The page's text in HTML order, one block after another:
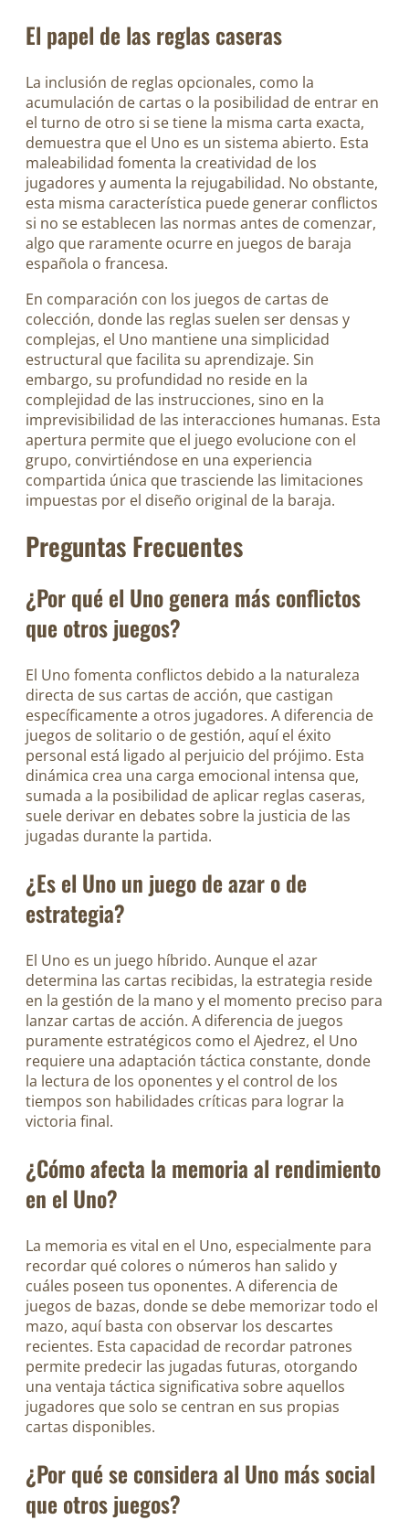
El papel de las reglas caseras
La inclusión de reglas opcionales, como la
acumulación de cartas o la posibilidad de entrar en
el turno de otro si se tiene la misma carta exacta,
demuestra que el Uno es un sistema abierto. Esta
maleabilidad fomenta la creatividad de los
jugadores y aumenta la rejugabilidad. No obstante,
esta misma característica puede generar conflictos
si no se establecen las normas antes de comenzar,
algo que raramente ocurre en juegos de baraja
española o francesa.
En comparación con los juegos de cartas de
colección, donde las reglas suelen ser densas y
complejas, el Uno mantiene una simplicidad
estructural que facilita su aprendizaje. Sin
embargo, su profundidad no reside en la
complejidad de las instrucciones, sino en la
imprevisibilidad de las interacciones humanas. Esta
apertura permite que el juego evolucione con el
grupo, convirtiéndose en una experiencia
compartida única que trasciende las limitaciones
impuestas por el diseño original de la baraja.
Preguntas Frecuentes
¿Por qué el Uno genera más conflictos
que otros juegos?
El Uno fomenta conflictos debido a la naturaleza
directa de sus cartas de acción, que castigan
específicamente a otros jugadores. A diferencia de
juegos de solitario o de gestión, aquí el éxito
personal está ligado al perjuicio del prójimo. Esta
dinámica crea una carga emocional intensa que,
sumada a la posibilidad de aplicar reglas caseras,
suele derivar en debates sobre la justicia de las
jugadas durante la partida.
¿Es el Uno un juego de azar o de
estrategia?
El Uno es un juego híbrido. Aunque el azar
determina las cartas recibidas, la estrategia reside
en la gestión de la mano y el momento preciso para
lanzar cartas de acción. A diferencia de juegos
puramente estratégicos como el Ajedrez, el Uno
requiere una adaptación táctica constante, donde
la lectura de los oponentes y el control de los
tiempos son habilidades críticas para lograr la
victoria final.
¿Cómo afecta la memoria al rendimiento
en el Uno?
La memoria es vital en el Uno, especialmente para
recordar qué colores o números han salido y
cuáles poseen tus oponentes. A diferencia de
juegos de bazas, donde se debe memorizar todo el
mazo, aquí basta con observar los descartes
recientes. Esta capacidad de recordar patrones
permite predecir las jugadas futuras, otorgando
una ventaja táctica significativa sobre aquellos
jugadores que solo se centran en sus propias
cartas disponibles.
¿Por qué se considera al Uno más social
que otros juegos?